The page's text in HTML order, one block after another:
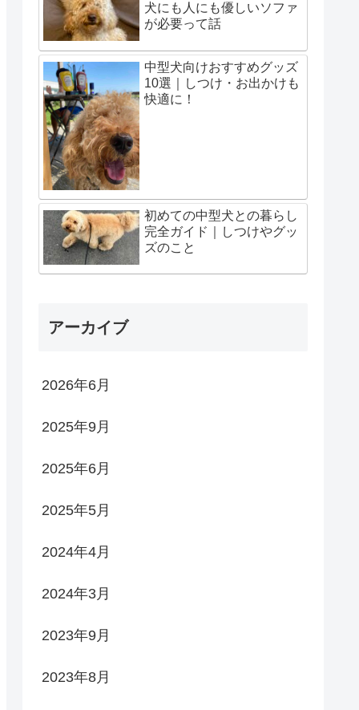
犬にも人にも優しいソファ
が必要って話
中型犬向けおすすめグッズ
10選｜しつけ・お出かけも
快適に！
初めての中型犬との暮らし
完全ガイド｜しつけやグッ
ズのこと
アーカイブ
2026年6月
2025年9月
2025年6月
2025年5月
2024年4月
2024年3月
2023年9月
2023年8月